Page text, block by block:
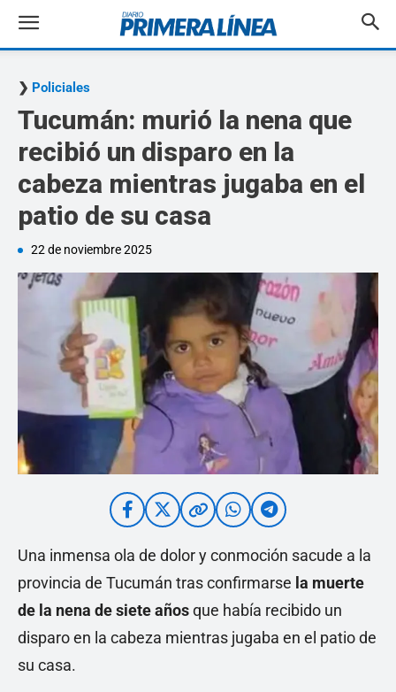
Policiales
Tucumán: murió la nena que
recibió un disparo en la
cabeza mientras jugaba en el
patio de su casa
22 de noviembre 2025
Una inmensa ola de dolor y conmoción sacude a la
provincia de Tucumán tras confirmarse la muerte
de la nena de siete añosque había recibido un
disparo en la cabeza mientras jugaba en el patio de
su casa.